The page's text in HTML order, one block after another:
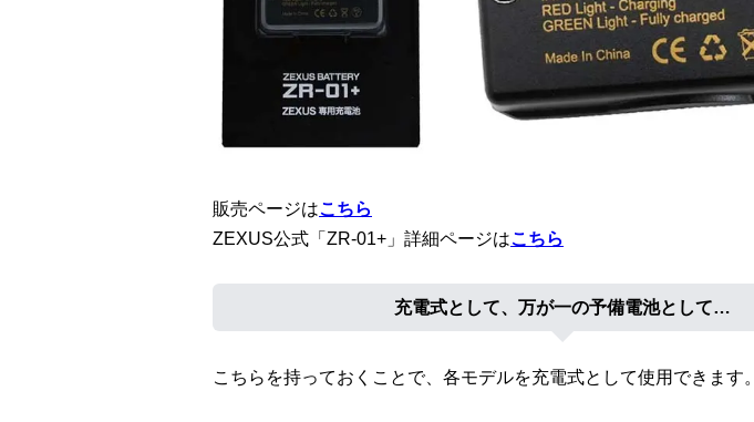
販売ページはこちら
ZEXUS公式「ZR-01+」詳細ページはこちら
充電式として、万が一の予備電池として…
こちらを持っておくことで、各モデルを充電式として使用できます。